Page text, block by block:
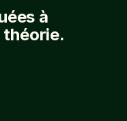
à
théorie.